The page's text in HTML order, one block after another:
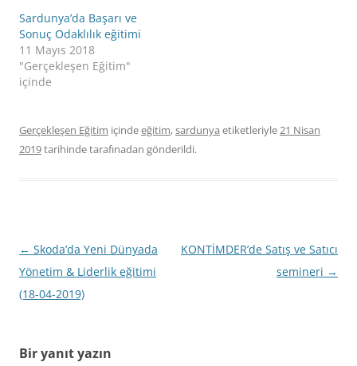
Sardunya’da Başarı ve
Sonuç Odaklılık eğitimi
11 Mayıs 2018
"Gerçekleşen Eğitim"
içinde
Gerçekleşen Eğitim içindeeğitim,sardunya etiketleriyle21 Nisan
2019tarihindetarafınadan gönderildi.
Yazı
dolaşımı
← Skoda’da Yeni Dünyada
Yönetim & Liderlik eğitimi
(18-04-2019)
KONTİMDER’de Satış ve Satıcı
semineri →
Bir yanıt yazın